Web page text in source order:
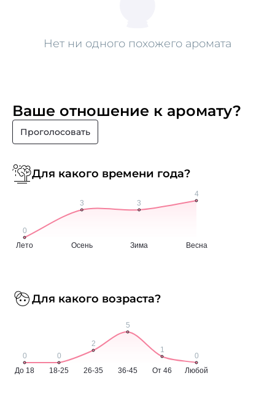
Нет ни одного похожего аромата
Ваше отношение к аромату?
Проголосовать
Для какого времени года?
Для какого возраста?